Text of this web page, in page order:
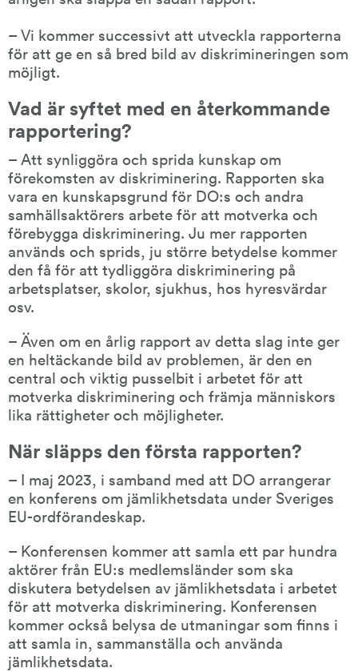
– Vi kommer successivt att utveckla rapporterna
för att ge en så bred bild av diskrimineringen som
möjligt.
Vad är syftet med en återkommande
rapportering?
– Att synliggöra och sprida kunskap om
förekomsten av diskriminering. Rapporten ska
vara en kunskapsgrund för DO:s och andra
samhällsaktörers arbete för att motverka och
förebygga diskriminering. Ju mer rapporten
används och sprids, ju större betydelse kommer
den få för att tydliggöra diskriminering på
arbetsplatser, skolor, sjukhus, hos hyresvärdar
osv.
– Även om en årlig rapport av detta slag inte ger
en heltäckande bild av problemen, är den en
central och viktig pusselbit i arbetet för att
motverka diskriminering och främja människors
lika rättigheter och möjligheter.
När släpps den första rapporten?
– I maj 2023, i samband med att DO arrangerar
en konferens om jämlikhetsdata under Sveriges
EU-ordförandeskap.
– Konferensen kommer att samla ett par hundra
aktörer från EU:s medlemsländer som ska
diskutera betydelsen av jämlikhetsdata i arbetet
för att motverka diskriminering. Konferensen
kommer också belysa de utmaningar som finns i
att samla in, sammanställa och använda
jämlikhetsdata.